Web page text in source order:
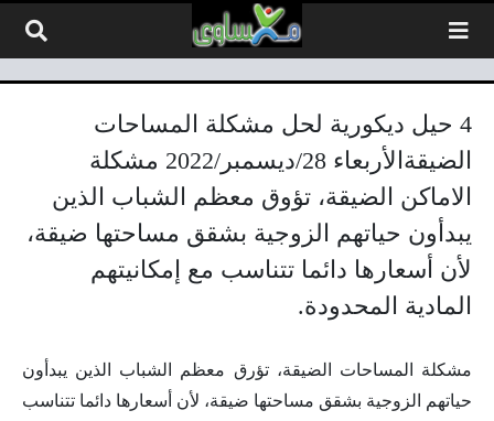
4 حيل ديكورية لحل مشكلة المساحات
الضيقةالأربعاء 28/ديسمبر/2022 مشكلة
الاماكن الضيقة، تؤوق معظم الشباب الذين
يبدأون حياتهم الزوجية بشقق مساحتها ضيقة،
لأن أسعارها دائما تتناسب مع إمكانيتهم
المادية المحدودة.
مشكلة المساحات الضيقة، تؤرق معظم الشباب الذين يبدأون
حياتهم الزوجية بشقق مساحتها ضيقة، لأن أسعارها دائما تتناسب